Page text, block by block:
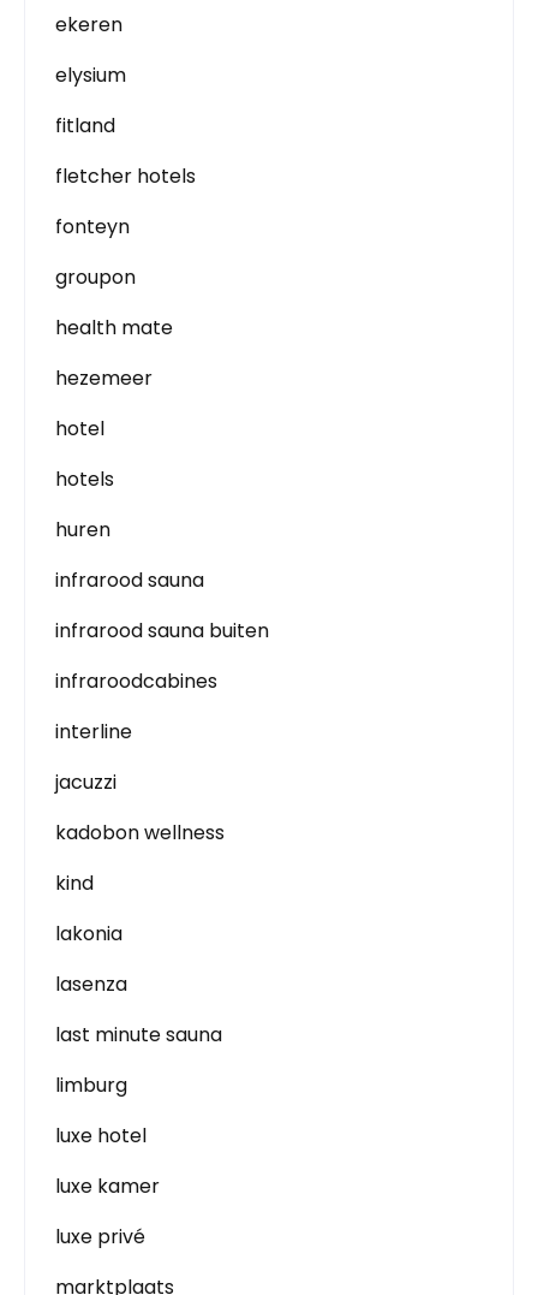
ekeren
elysium
fitland
fletcher hotels
fonteyn
groupon
health mate
hezemeer
hotel
hotels
huren
infrarood sauna
infrarood sauna buiten
infraroodcabines
interline
jacuzzi
kadobon wellness
kind
lakonia
lasenza
last minute sauna
limburg
luxe hotel
luxe kamer
luxe privé
marktplaats